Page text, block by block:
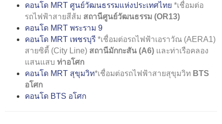
คอนโด MRT ศูนย์วัฒนธรรมแห่งประเทศไทย *เชื่อมต่อ
รถไฟฟ้าสายสีส้ม สถานีศูนย์วัฒนธรรม (OR13)
คอนโด MRT พระราม 9
คอนโด MRT เพชรบุรี *เชื่อมต่อรถไฟฟ้าเอราวัณ (AERA1)
สายซิตี้ (City Line) สถานีมักกะสัน (A6) และท่าเรือคลอง
แสนแสบ ท่าอโศก
คอนโด MRT สุขุมวิท*เชื่อมต่อรถไฟฟ้าสายสุขุมวิท BTS
อโศก
คอนโด BTS อโศก